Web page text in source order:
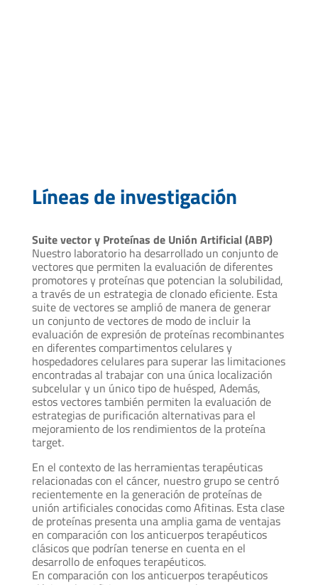
Líneas de investigación
Suite vector y Proteínas de Unión Artificial (ABP)
Nuestro laboratorio ha desarrollado un conjunto de
vectores que permiten la evaluación de diferentes
promotores y proteínas que potencian la solubilidad,
a través de un estrategia de clonado eficiente. Esta
suite de vectores se amplió de manera de generar
un conjunto de vectores de modo de incluir la
evaluación de expresión de proteínas recombinantes
en diferentes compartimentos celulares y
hospedadores celulares para superar las limitaciones
encontradas al trabajar con una única localización
subcelular y un único tipo de huésped, Además,
estos vectores también permiten la evaluación de
estrategias de purificación alternativas para el
mejoramiento de los rendimientos de la proteína
target.
En el contexto de las herramientas terapéuticas
relacionadas con el cáncer, nuestro grupo se centró
recientemente en la generación de proteínas de
unión artificiales conocidas como Afitinas. Esta clase
de proteínas presenta una amplia gama de ventajas
en comparación con los anticuerpos terapéuticos
clásicos que podrían tenerse en cuenta en el
desarrollo de enfoques terapéuticos.
En comparación con los anticuerpos terapéuticos